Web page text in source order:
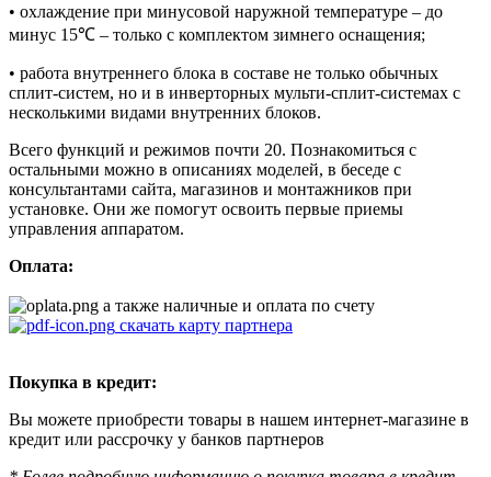
• охлаждение при минусовой наружной температуре – до
минус 15℃ – только с комплектом зимнего оснащения;
• работа внутреннего блока в составе не только обычных
сплит-систем, но и в инверторных мульти-сплит-системах с
несколькими видами внутренних блоков.
Всего функций и режимов почти 20. Познакомиться с
остальными можно в описаниях моделей, в беседе с
консультантами сайта, магазинов и монтажников при
установке. Они же помогут освоить первые приемы
управления аппаратом.
Оплата:
а также наличные и оплата по счету
скачать карту партнера
Покупка в кредит:
Вы можете приобрести товары в нашем интернет-магазине в
кредит или рассрочку у банков партнеров